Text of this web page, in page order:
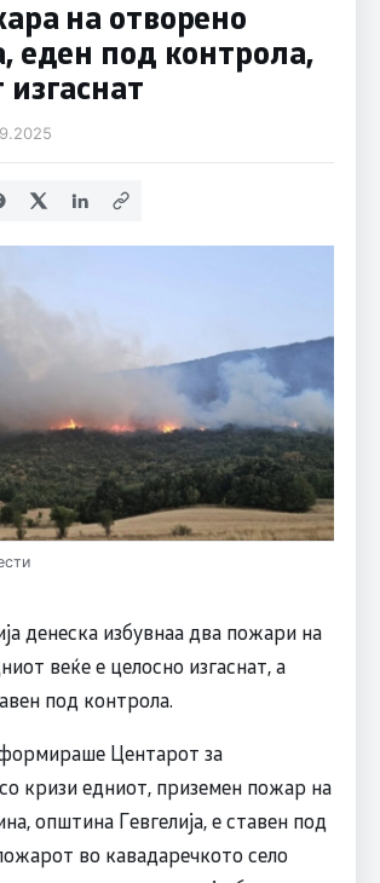
на отворено
еден под контрола,
денеска избувнаа два пожари на
веќе е целосно изгаснат, а
под контрола.
Центарот за
кризи едниот, приземен пожар на
општина Гевгелија, е ставен под
во кавадаречкото село